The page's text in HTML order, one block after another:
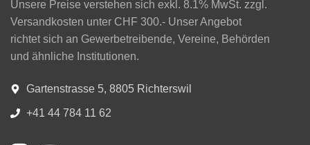
Unsere Preise verstehen sich exkl. 8.1% MwSt. zzgl.
Versandkosten unter CHF 300.- Unser Angebot
richtet sich an Gewerbetreibende, Vereine, Behörden
und ähnliche Institutionen.
Gartenstrasse 5, 8805 Richterswil
+41 44 784 11 62